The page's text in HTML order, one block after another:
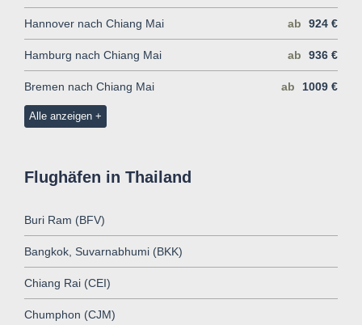
Hannover nach Chiang Mai ab 924 €
Hamburg nach Chiang Mai ab 936 €
Bremen nach Chiang Mai ab 1009 €
Alle anzeigen
Flughäfen in Thailand
Buri Ram (BFV)
Bangkok, Suvarnabhumi (BKK)
Chiang Rai (CEI)
Chumphon (CJM)